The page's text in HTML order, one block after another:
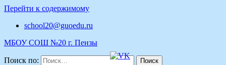
Перейти к содержимому
school20@guoedu.ru
МБОУ СОШ №20 г. Пензы
Поиск по: